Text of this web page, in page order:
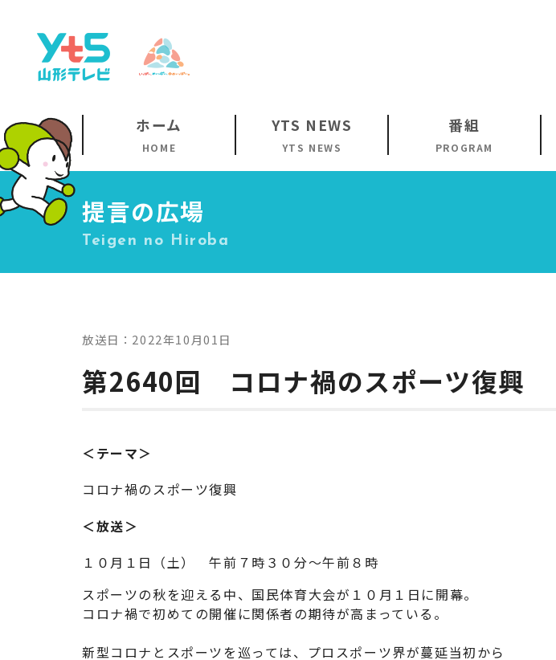
ホーム
HOME
YTS NEWS
YTS NEWS
番組
PROGRAM
提言の広場
Teigen no Hiroba
放送日：2022年10月01日
第2640回 コロナ禍のスポーツ復興
＜テーマ＞
コロナ禍のスポーツ復興
＜放送＞
１０月１日（土） 午前７時３０分～午前８時
スポーツの秋を迎える中、国民体育大会が１０月１日に開幕。
コロナ禍で初めての開催に関係者の期待が高まっている。
新型コロナとスポーツを巡っては、プロスポーツ界が蔓延当初から